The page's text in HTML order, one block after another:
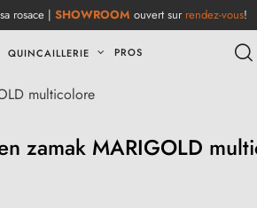
rosace | SHOWROOM ouvert sur rendez-vous!
QUINCAILLERIE PROS
multicolore
zamak MARIGOLD